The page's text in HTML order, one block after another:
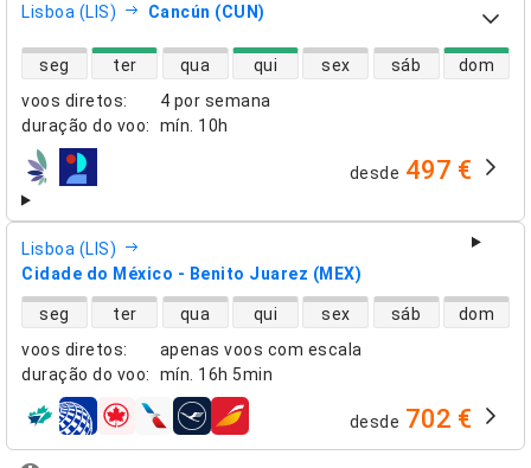
Lisboa (LIS) Cancún (CUN)
voos diretos:
4 por semana
duração do voo: mín. 10h
disponibilidade de voos diretos
seg ter qua qui sex sáb dom
companhias aéreas desde 497 €
Lisboa (LIS)
Cidade do México - Benito Juarez (MEX)
voos diretos:
apenas voos com escala
duração do voo: mín. 16h 5min
disponibilidade de voos diretos
seg ter qua qui sex sáb dom
companhias aéreas desde 702 €